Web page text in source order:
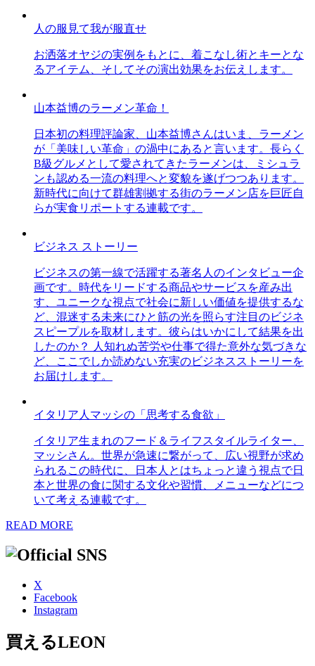
人の服見て我が服直せ
お洒落オヤジの実例をもとに、着こなし術とキーとな
るアイテム、そしてその演出効果をお伝えします。
山本益博のラーメン革命！
日本初の料理評論家、山本益博さんはいま、ラーメン
が「美味しい革命」の渦中にあると言います。長らく
B級グルメとして愛されてきたラーメンは、ミシュラ
ンも認める一流の料理へと変貌を遂げつつあります。
新時代に向けて群雄割拠する街のラーメン店を巨匠自
らが実食リポートする連載です。
ビジネス ストーリー
ビジネスの第一線で活躍する著名人のインタビュー企
画です。時代をリードする商品やサービスを産み出
す、ユニークな視点で社会に新しい価値を提供するな
ど、混迷する未来にひと筋の光を照らす注目のビジネ
スピープルを取材します。彼らはいかにして結果を出
したのか？ 人知れぬ苦労や仕事で得た意外な気づきな
ど、ここでしか読めない充実のビジネスストーリーを
お届けします。
イタリア人マッシの「思考する食欲」
イタリア生まれのフード＆ライフスタイルライター、
マッシさん。世界が急速に繋がって、広い視野が求め
られるこの時代に、日本人とはちょっと違う視点で日
本と世界の食に関する文化や習慣、メニューなどにつ
いて考える連載です。
READ MORE
X
Facebook
Instagram
買えるLEON